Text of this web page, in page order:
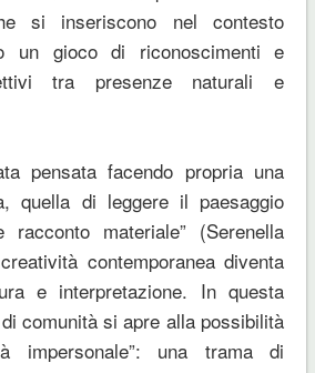
si inseriscono nel contesto
un gioco di riconoscimenti e
tra presenze naturali e
pensata facendo propria una
quella di leggere il paesaggio
racconto materiale” (Serenella
contemporanea diventa
e interpretazione. In questa
comunità si apre alla possibilità
impersonale”: una trama di